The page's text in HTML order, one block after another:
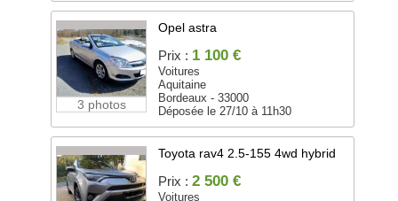
3 photos
Opel astra
Prix : 1 100 €
Voitures
Aquitaine
Bordeaux - 33000
Déposée le 27/10 à 11h30
Toyota rav4 2.5-155 4wd hybrid
Prix : 2 500 €
Voitures